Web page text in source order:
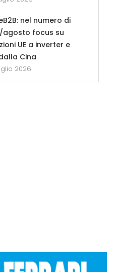
nel numero di
agosto focus su
UE a inverter e
Cina
2026